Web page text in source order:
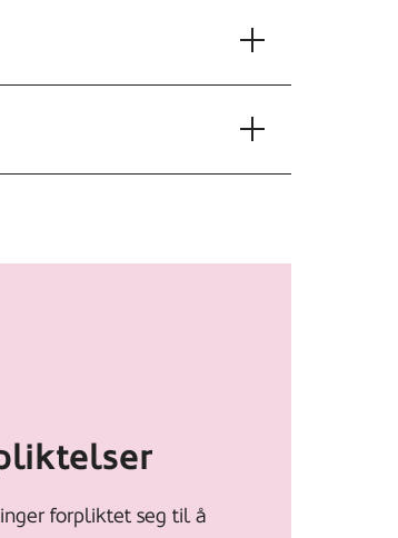
forpliktet seg til å